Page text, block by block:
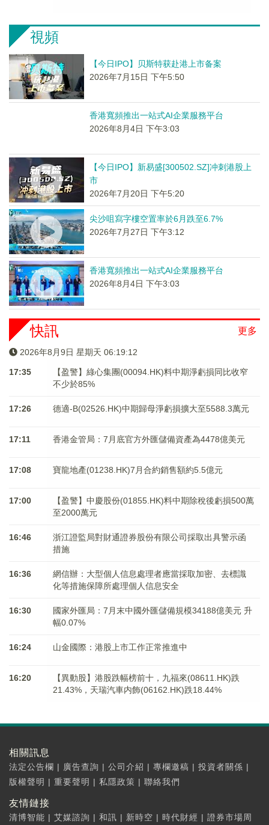
視頻
【今日IPO】贝斯特获赴港上市备案
2026年7月15日 下午5:50
香港寬頻推出一站式AI企業服務平台
2026年8月4日 下午3:03
【今日IPO】新易盛[300502.SZ]冲刺港股上
市
2026年7月20日 下午5:20
尖沙咀寫字樓空置率於6月跌至6.7%
2026年7月27日 下午3:12
香港寬頻推出一站式AI企業服務平台
2026年8月4日 下午3:03
更多
快訊
2026年8月9日 星期天 06:19:13
17:35
【盈警】綠心集團(00094.HK)料中期淨虧損同比收窄
不少於85%
17:26 德適-B(02526.HK)中期歸母淨虧損擴大至5588.3萬元
17:11 香港金管局：7月底官方外匯儲備資產為4478億美元
17:08 寶龍地產(01238.HK)7月合約銷售額約5.5億元
17:00
【盈警】中慶股份(01855.HK)料中期除稅後虧損500萬
至2000萬元
16:46
浙江證監局對財通證券股份有限公司採取出具警示函
措施
16:36
網信辦：大型個人信息處理者應當採取加密、去標識
化等措施保障所處理個人信息安全
16:30
國家外匯局：7月末中國外匯儲備規模34188億美元 升
幅0.07%
16:24 山金國際：港股上市工作正常推進中
16:20
【異動股】港股跌幅榜前十，九福來(08611.HK)跌
21.43%，天瑞汽車内飾(06162.HK)跌18.44%
相關訊息
法定公告欄 | 廣告查詢 | 公司介紹 | 專欄邀稿 | 投資者關係 |
版權聲明 | 重要聲明 | 私隱政策 | 聯絡我們
友情鏈接
清博智能 | 艾媒諮詢 | 和訊 | 新時空 | 時代財經 | 證券市場周